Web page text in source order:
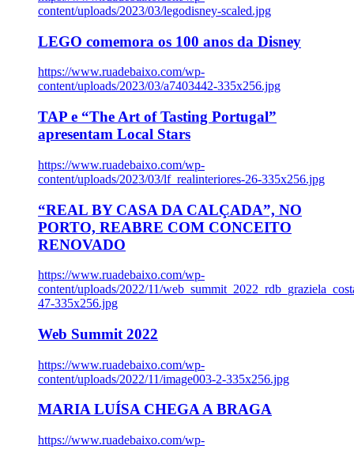
content/uploads/2023/03/legodisney-scaled.jpg
LEGO comemora os 100 anos da Disney
https://www.ruadebaixo.com/wp-
content/uploads/2023/03/a7403442-335x256.jpg
TAP e “The Art of Tasting Portugal”
apresentam Local Stars
https://www.ruadebaixo.com/wp-
content/uploads/2023/03/lf_realinteriores-26-335x256.jpg
“REAL BY CASA DA CALÇADA”, NO
PORTO, REABRE COM CONCEITO
RENOVADO
https://www.ruadebaixo.com/wp-
content/uploads/2022/11/
47-335x256.jpg
Web Summit 2022
https://www.ruadebaixo.com/wp-
content/uploads/2022/11/image003-2-335x256.jpg
MARIA LUÍSA CHEGA A BRAGA
https://www.ruadebaixo.com/wp-